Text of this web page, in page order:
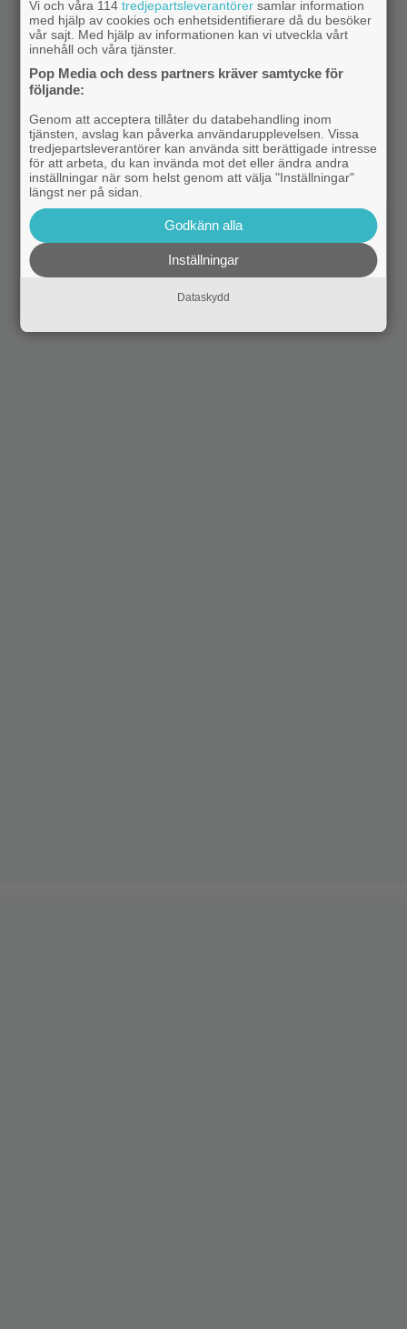
Vi och våra 114tredjepartsleverantörer samlar information
med hjälp av cookies och enhetsidentifierare då du besöker
vår sajt. Med hjälp av informationen kan vi utveckla vårt
innehåll och våra tjänster.
Pop Media och dess partners kräver samtycke för
följande:
Genom att acceptera tillåter du databehandling inom
tjänsten, avslag kan påverka användarupplevelsen. Vissa
tredjepartsleverantörer kan använda sitt berättigade intresse
för att arbeta, du kan invända mot det eller ändra andra
inställningar när som helst genom att välja "Inställningar"
längst ner på sidan.
Godkänn alla
Inställningar
Dataskydd